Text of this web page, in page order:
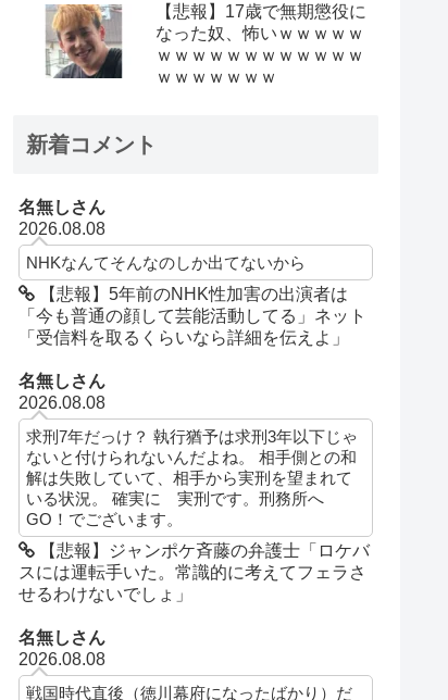
【悲報】17歳で無期懲役に
なった奴、怖いｗｗｗｗｗ
ｗｗｗｗｗｗｗｗｗｗｗｗ
ｗｗｗｗｗｗｗ
新着コメント
名無しさん
2026.08.08
NHKなんてそんなのしか出てないから
【悲報】5年前のNHK性加害の出演者は
「今も普通の顔して芸能活動してる」ネット
「受信料を取るくらいなら詳細を伝えよ」
名無しさん
2026.08.08
求刑7年だっけ？ 執行猶予は求刑3年以下じゃ
ないと付けられないんだよね。 相手側との和
解は失敗していて、相手から実刑を望まれて
いる状況。 確実に 実刑です。刑務所へ
GO！でございます。
【悲報】ジャンポケ斉藤の弁護士「ロケバ
スには運転手いた。常識的に考えてフェラさ
せるわけないでしょ」
名無しさん
2026.08.08
戦国時代直後（徳川幕府になったばかり）だ